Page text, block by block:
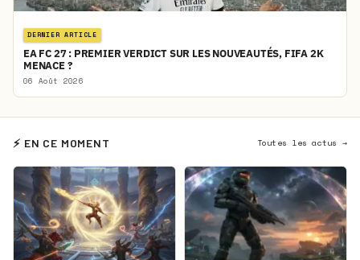
DERNIER ARTICLE
EA FC 27 : PREMIER VERDICT SUR LES NOUVEAUTÉS, FIFA 2K
MENACE ?
06 Août 2026
⚡ EN CE MOMENT Toutes les actus →